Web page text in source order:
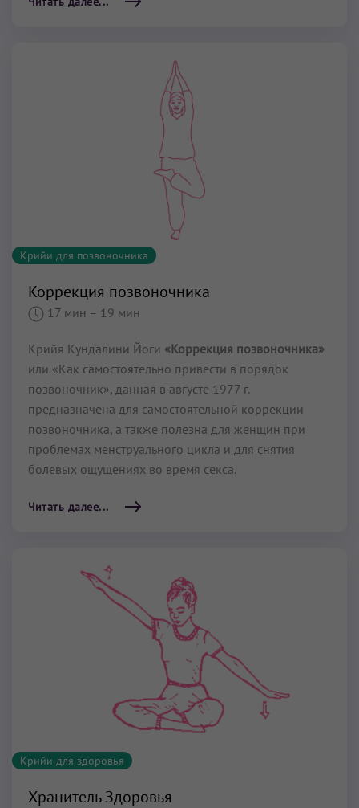
Крийи для позвоночника
Коррекция позвоночника
17 мин – 19 мин
Крийя Кундалини Йоги «Коррекция позвоночника»
или «Как самостоятельно привести в порядок
позвоночник», данная в августе 1977 г.
предназначена для самостоятельной коррекции
позвоночника, а также полезна для женщин при
проблемах менструального цикла и для снятия
болевых ощущениях во время секса.
Читать далее...
Крийи для здоровья
Хранитель Здоровья